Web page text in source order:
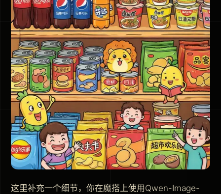
这里补充一个细节，你在魔搭上使用Qwen-Image-